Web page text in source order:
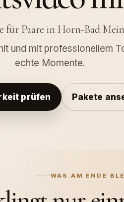
für Paare in Horn-Bad
und mit professionellem
echte Momente.
prüfen Pakete
WAS AM ENDE